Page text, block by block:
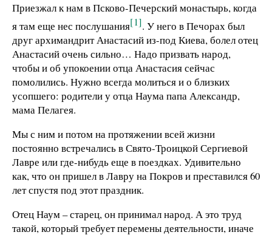
Приезжал к нам в Псково-Печерский монастырь, когда
я там еще нес послушания[1]. У него в Печорах был
друг архимандрит Анастасий из-под Киева, болел отец
Анастасий очень сильно… Надо призвать народ,
чтобы и об упокоении отца Анастасия сейчас
помолились. Нужно всегда молиться и о близких
усопшего: родители у отца Наума папа Александр,
мама Пелагея.
Мы с ним и потом на протяжении всей жизни
постоянно встречались в Свято-Троицкой Сергиевой
Лавре или где-нибудь еще в поездках. Удивительно
как, что он пришел в Лавру на Покров и преставился 60
лет спустя под этот праздник.
Отец Наум – старец, он принимал народ. А это труд
такой, который требует перемены деятельности, иначе